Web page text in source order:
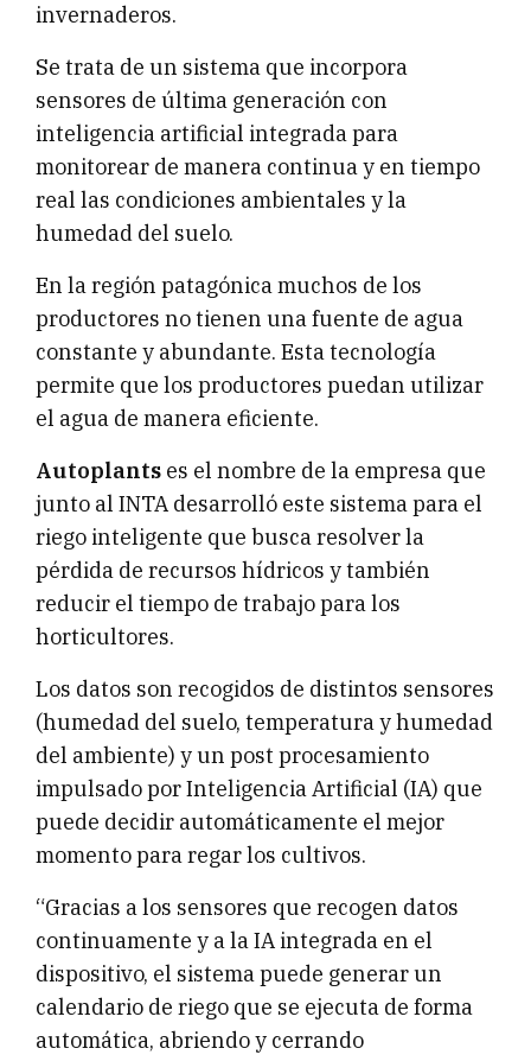
invernaderos.
Se trata de un sistema que incorpora
sensores de última generación con
inteligencia artificial integrada para
monitorear de manera continua y en tiempo
real las condiciones ambientales y la
humedad del suelo.
En la región patagónica muchos de los
productores no tienen una fuente de agua
constante y abundante. Esta tecnología
permite que los productores puedan utilizar
el agua de manera eficiente.
Autoplants es el nombre de la empresa que
junto al INTA desarrolló este sistema para el
riego inteligente que busca resolver la
pérdida de recursos hídricos y también
reducir el tiempo de trabajo para los
horticultores.
Los datos son recogidos de distintos sensores
(humedad del suelo, temperatura y humedad
del ambiente) y un post procesamiento
impulsado por Inteligencia Artificial (IA) que
puede decidir automáticamente el mejor
momento para regar los cultivos.
“Gracias a los sensores que recogen datos
continuamente y a la IA integrada en el
dispositivo, el sistema puede generar un
calendario de riego que se ejecuta de forma
automática, abriendo y cerrando